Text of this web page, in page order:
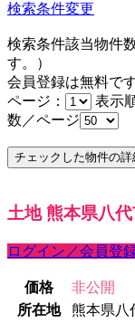
検索条件変更
検索条件該当物件数
す。）
会員登録は無料で
ページ：
表示
数／ページ
土地 熊本県八
ログイン／会員登
価格
非公開
所在地
熊本県八